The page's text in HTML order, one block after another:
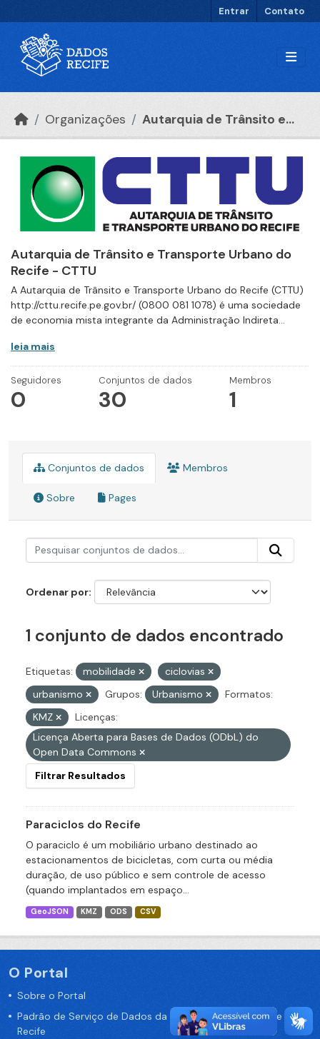
Entrar Contato
Organizações Autarquia de Trânsito e...
Autarquia de Trânsito e Transporte Urbano do
Recife - CTTU
A Autarquia de Trânsito e Transporte Urbano do Recife (CTTU)
http://cttu.recife.pe.gov.br/ (0800 081 1078) é uma sociedade
de economia mista integrante da Administração Indireta...
leia mais
Seguidores
0
Conjuntos de dados
30
Membros
1
Conjuntos de dados Membros
Sobre Pages
Ordenar por
1 conjunto de dados encontrado
Etiquetas: mobilidade
ciclovias
urbanismo
Grupos: Urbanismo
Formatos:
KMZ
Licenças:
Licença Aberta para Bases de Dados (ODbL) do
Open Data Commons
Filtrar Resultados
Paraciclos do Recife
O paraciclo é um mobiliário urbano destinado ao
estacionamentos de bicicletas, com curta ou média
duração, de uso público e sem controle de acesso
(quando implantados em espaço...
GeoJSON KMZ ODS CSV
O Portal
Sobre o Portal
Padrão de Serviço de Dados da Prefeitura da Cidade de
Recife